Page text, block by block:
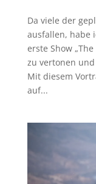
Da viele der
ausfallen, habe
erste Show
zu vertonen
Mit diesem
auf...